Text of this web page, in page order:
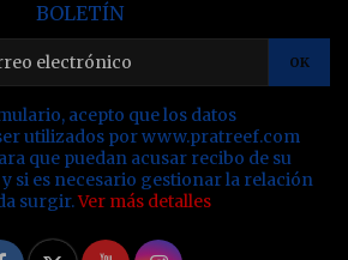
BOLETÍN
acepto que los datos
utilizados por www.pratreef.com
que puedan acusar recibo de su
si es necesario gestionar la relación
surgir.Ver más detalles